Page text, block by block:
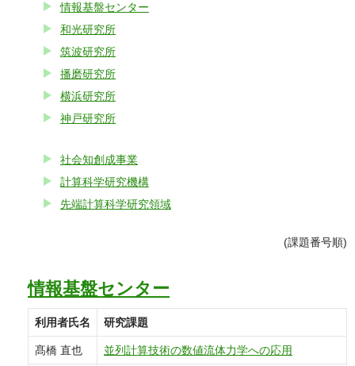
情報基盤センター
和光研究所
筑波研究所
播磨研究所
横浜研究所
神戸研究所
社会知創成事業
計算科学研究機構
先端計算科学研究領域
(課題番号順)
情報基盤センター
利用者氏名 研究課題
髙橋 直也 並列計算技術の数値流体力学への応用